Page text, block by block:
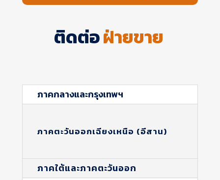
ติดต่อฝ่ายขาย
ภาคกลางและกรุงเทพฯ
ภาคตะวันออกเฉียงเหนือ (อีสาน)
ภาคใต้และภาคตะวันออก